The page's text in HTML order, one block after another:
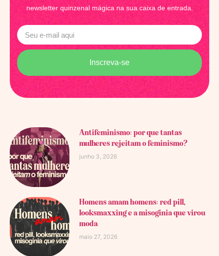
newsletter quinzenal mágica na sua caixa de entrada.
Inscreva-se
Antifeminismo: por que tantas
mulheres rejeitam o feminismo?
junho 3, 2026
Homens amam homens: red pill,
looksmaxxing e a misoginia que virou
moda
maio 27, 2026